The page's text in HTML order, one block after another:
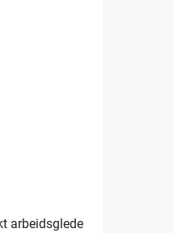
arbeidsglede